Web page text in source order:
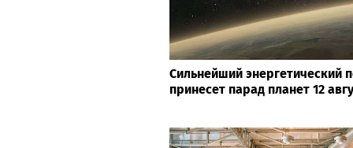
Сильнейший энергетический
принесет парад планет 12